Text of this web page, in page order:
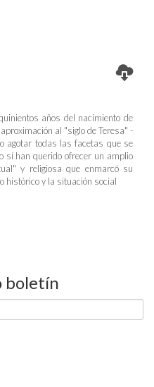
años del nacimiento de
al "siglo de Teresa" -
agotar todas las facetas que se
sí han querido ofrecer un amplio
y religiosa que enmarcó su
histórico y la situación social
boletín